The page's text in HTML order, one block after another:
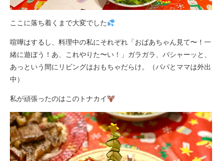
ここに落ち着くまで大変でした
喧嘩はするし、料理中の私にそれぞれ「おばあちゃん見て〜！一
緒に遊ぼう！あ、これやりた〜い！」ガラガラ、バシャーッと、
あっという間にリビングはおもちゃだらけ。（パパとママは外出
中）
私が頑張ったのはこのトナカイ